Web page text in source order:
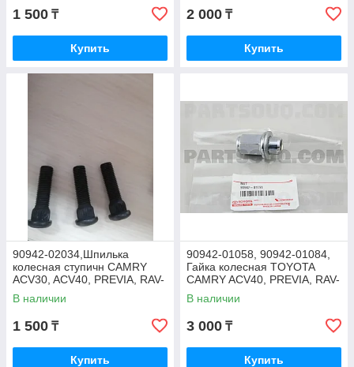
1 500 ₸
Купить
2 000 ₸
Купить
90942-02034,Шпилька
колесная ступичн CAMRY
ACV30, ACV40, PREVIA, RAV-
4, ESTIMA, COROLLA,
OSAKA, JAPAN, M14*1.5
В наличии
1 500 ₸
Купить
90942-01058, 90942-01084,
Гайка колесная TOYOTA
CAMRY ACV40, PREVIA, RAV-
4, ESTIMA, COROLLA, LAND
CRUISER PRADO GRJ150
В наличии
3 000 ₸
Купить